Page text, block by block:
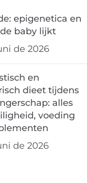
epigenetica en
baby lijkt
de 2026
en
dieet tijdens
alles
voeding
de 2026